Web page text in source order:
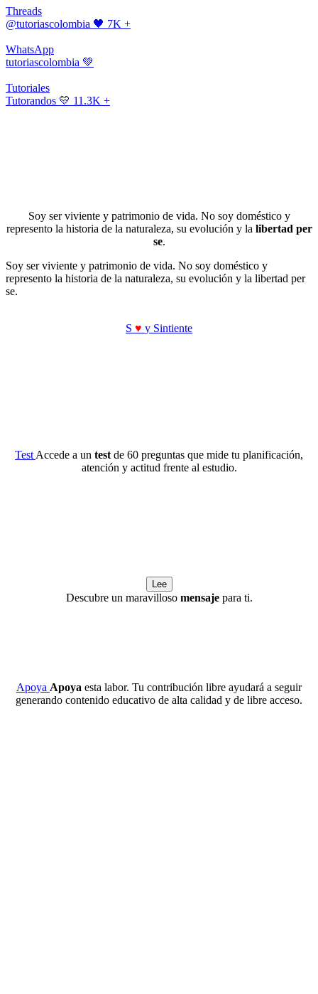
Threads
@tutoriascolombia 🖤 7K +
WhatsApp
tutoriascolombia 💚
Tutoriales
Tutorandos 💛 11.3K +
Soy ser viviente y patrimonio de vida. No soy doméstico y
represento la historia de la naturaleza, su evolución y la libertad per
se.
Soy ser viviente y patrimonio de vida. No soy doméstico y
represento la historia de la naturaleza, su evolución y la libertad per
se.
S ♥ y Sintiente
Test Accede a un test de 60 preguntas que mide tu planificación,
atención y actitud frente al estudio.
Lee
Descubre un maravilloso mensajepara ti.
Apoya Apoya esta labor. Tu contribución libre ayudará a seguir
generando contenido educativo de alta calidad y de libre acceso.